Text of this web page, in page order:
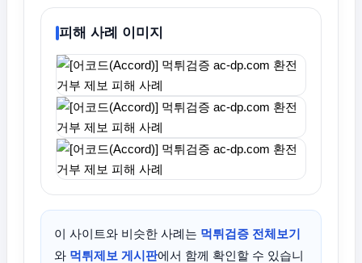
피해 사례 이미지
이 사이트와 비슷한 사례는 먹튀검증 전체보기
와 먹튀제보 게시판에서 함께 확인할 수 있습니